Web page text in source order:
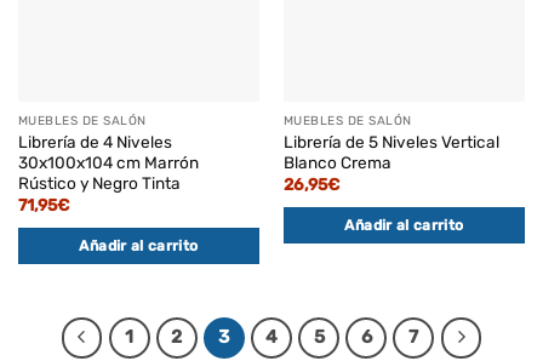
MUEBLES DE SALÓN
Librería de 4 Niveles
30x100x104 cm Marrón
Rústico y Negro Tinta
71,95€
Añadir al carrito
MUEBLES DE SALÓN
Librería de 5 Niveles Vertical
Blanco Crema
26,95€
Añadir al carrito
1 2 3 4 5 6 7